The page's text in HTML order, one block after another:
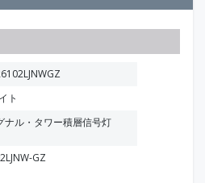
ト
ナル・タワー積層信号灯
GZ